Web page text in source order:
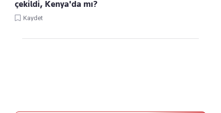
çekildi, Kenya'da mı?
Kaydet